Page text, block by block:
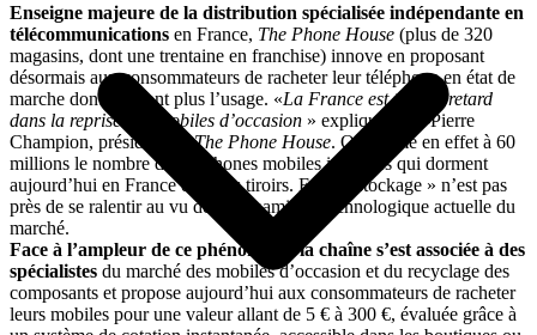
Enseigne majeure de la distribution spécialisée indépendante en
télécommunications en France, The Phone House (plus de 320
magasins, dont une trentaine en franchise) innove en proposant
désormais aux consommateurs de racheter leur téléphone en état de
marche dont ils n’ont plus l’usage. «La France est très en retard
dans la reprise des mobiles d’occasion » explique Jean-Pierre
Champion, président deThe Phone House. On estime en effet à 60
millions le nombre de téléphones mobiles inutilisés qui dorment
aujourd’hui en France dans les tiroirs. Et ce « stockage » n’est pas
près de se ralentir au vu de la dynamique technologique actuelle du
marché.
Face à l’ampleur de ce phénomène, la chaîne s’est associée à des
spécialistes du marché des mobiles d’occasion et du recyclage des
composants et propose aujourd’hui aux consommateurs de racheter
leurs mobiles pour une valeur allant de 5 € à 300 €, évaluée grâce à